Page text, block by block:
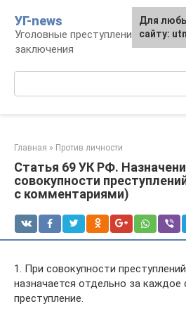
контенту
УГ-news
Уголовные преступления,
заключения
Главная » Против личности
Статья 69 УК РФ.
совокупности
с комментариями)
1. При совокупности
назначается отдельно за каждое
преступление.
Для
сайту: